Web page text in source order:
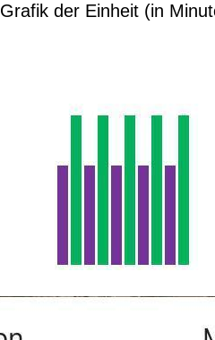
Grafik der Einheit (in